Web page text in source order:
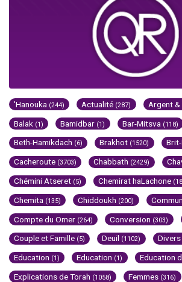
'Hanouka (244) Actualité (287) Argent &
Balak (1) Bamidbar (1) Bar-Mitsva (118)
Beth-Hamikdach (6) Brakhot (1520)
Cacheroute (3703) Chabbath (2429)
Chémini Atseret (5) Chemirat haLachone
Chemita (135) Chiddoukh (200)
Compte du Omer (264) Conversion (303)
Couple et Famille (5) Deuil (1102) Divers
Education (1) Education (1) Education
Explications de Torah (1058) Femmes (316)